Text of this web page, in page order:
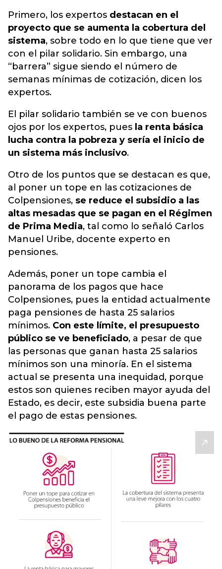
Primero, los expertos destacan en el
proyecto que se aumenta la cobertura del
sistema, sobre todo en lo que tiene que ver
con el pilar solidario. Sin embargo, una
“barrera” sigue siendo el número de
semanas mínimas de cotización, dicen los
expertos.
El pilar solidario también se ve con buenos
ojos por los expertos, pues la renta básica
lucha contra la pobreza y sería el inicio de
un sistema más inclusivo.
Otro de los puntos que se destacan es que,
al poner un tope en las cotizaciones de
Colpensiones, se reduce el subsidio a las
altas mesadas que se pagan en el Régimen
de Prima Media, tal como lo señaló Carlos
Manuel Uribe, docente experto en
pensiones.
Además, poner un tope cambia el
panorama de los pagos que hace
Colpensiones, pues la entidad actualmente
paga pensiones de hasta 25 salarios
mínimos. Con este límite, el presupuesto
público se ve beneficiado, a pesar de que
las personas que ganan hasta 25 salarios
mínimos son una minoría. En el sistema
actual se presenta una inequidad, porque
estos son quienes reciben mayor ayuda del
Estado, es decir, este subsidia buena parte
el pago de estas pensiones.